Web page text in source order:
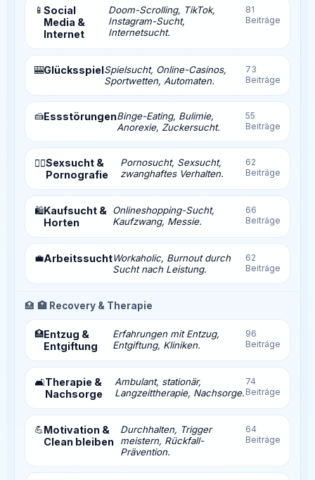
📱 Social
Media &
Internet
Doom-Scrolling, TikTok,
Instagram-Sucht,
Internetsucht.
81
Beiträge
🎰GlücksspielSpielsucht, Online-Casinos,
Sportwetten, Automaten.
73
Beiträge
🍰EssstörungenBinge-Eating, Bulimie,
Anorexie, Zuckersucht.
55
Beiträge
❤️‍🔥Sexsucht &
Pornografie
Pornosucht, Sexsucht,
zwanghaftes Verhalten.
62
Beiträge
🛍️Kaufsucht &
Horten
Onlineshopping-Sucht,
Kaufzwang, Messie.
66
Beiträge
💼ArbeitssuchtWorkaholic, Burnout durch
Sucht nach Leistung.
62
Beiträge
🏥 🏥 Recovery & Therapie
🏥Entzug &
Entgiftung
Erfahrungen mit Entzug,
Entgiftung, Kliniken.
96
Beiträge
🛋️Therapie &
Nachsorge
Ambulant, stationär,
Langzeittherapie, Nachsorge.
74
Beiträge
💪Motivation &
Clean bleiben
Durchhalten, Trigger
meistern, Rückfall-
Prävention.
64
Beiträge